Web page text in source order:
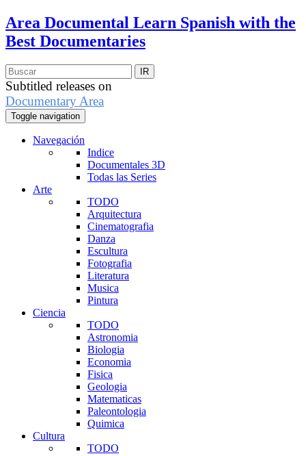
Area Documental Learn Spanish with the
Best Documentaries
Subtitled releases on
Documentary Area
Toggle navigation
Navegación
Indice
Documentales 3D
Todas las Series
Arte
TODO
Arquitectura
Cinematografia
Danza
Escultura
Fotografia
Literatura
Musica
Pintura
Ciencia
TODO
Astronomia
Biologia
Economia
Fisica
Geologia
Matematicas
Paleontologia
Quimica
Cultura
TODO